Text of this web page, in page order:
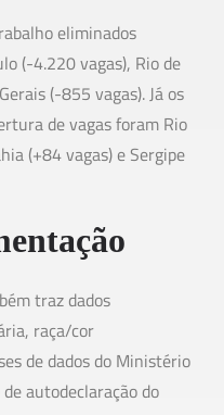
eliminados
(-4.220 vagas), Rio de
(-855 vagas). Já os
de vagas foram Rio
(+84 vagas) e Sergipe
traz dados
raça/cor
de dados do Ministério
autodeclaração do